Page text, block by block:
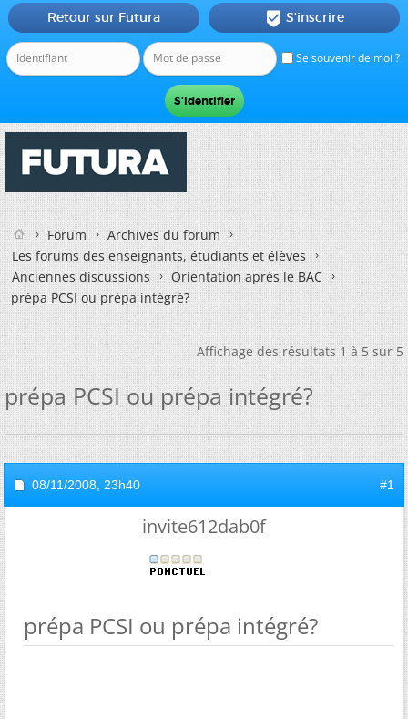
Se souvenir de moi ?
Retour sur Futura  S'inscrire
Forum
Archives du forum
Les forums des enseignants, étudiants et élèves
Anciennes discussions
Orientation après le BAC
prépa PCSI ou prépa intégré?
Affichage des résultats 1 à 5 sur 5
prépa PCSI ou prépa intégré?
08/11/2008, 23h40 #1
invite612dab0f
prépa PCSI ou prépa intégré?